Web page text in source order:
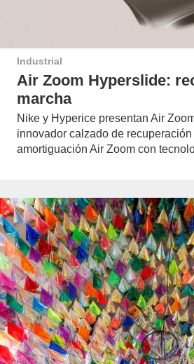
Industrial
Air Zoom Hyperslide:
marcha
Nike y Hyperice presentan Air
innovador calzado de
amortiguación Air Zoom con